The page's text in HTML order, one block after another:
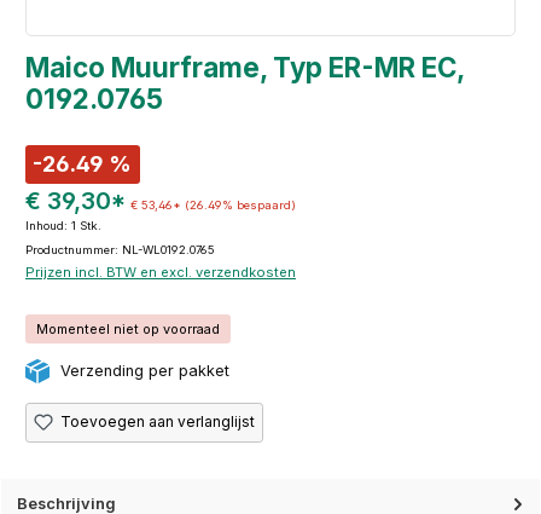
Maico Muurframe, Typ ER-MR EC,
0192.0765
-26.49 %
€ 39,30* € 53,46* (26.49% bespaard)
Inhoud: 1 Stk.
Productnummer: NL-WL0192.0765
Prijzen incl. BTW en excl. verzendkosten
Momenteel niet op voorraad
Verzending per pakket
Toevoegen aan verlanglijst
Beschrijving